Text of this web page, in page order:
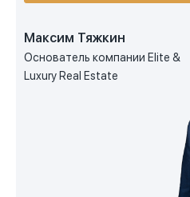
Максим Тяжкин
Основатель компании Elite &
Luxury Real Estate